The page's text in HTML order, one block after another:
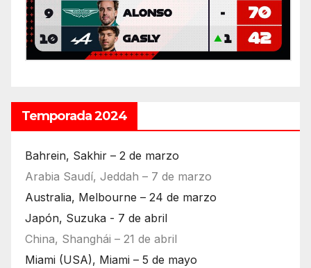
Temporada 2024
Bahrein, Sakhir – 2 de marzo
Arabia Saudí, Jeddah – 7 de marzo
Australia, Melbourne – 24 de marzo
Japón, Suzuka - 7 de abril
China, Shanghái – 21 de abril
Miami (USA), Miami – 5 de mayo